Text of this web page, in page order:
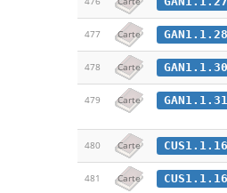
477 Carte GAN1.1.28
478 Carte GAN1.1.30
479 Carte GAN1.1.31
480 Carte
481 Carte